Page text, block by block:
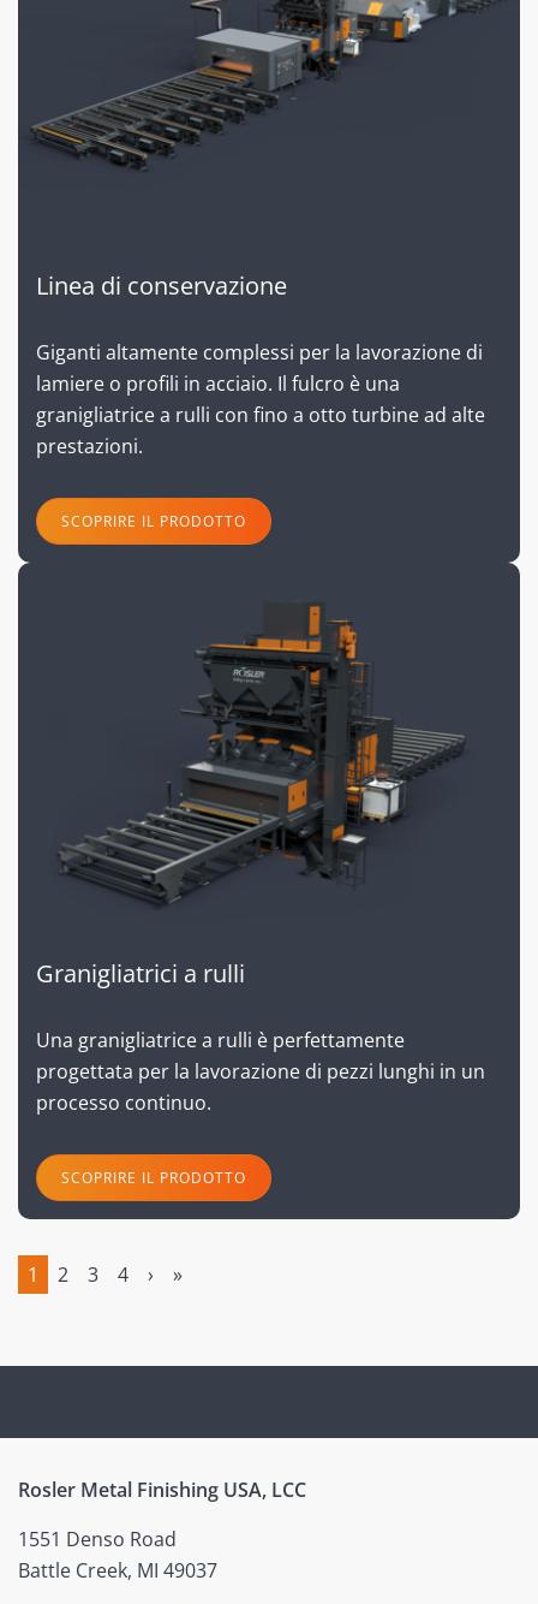
Linea di conservazione
Giganti altamente complessi per la lavorazione di
lamiere o profili in acciaio. Il fulcro è una
granigliatrice a rulli con fino a otto turbine ad alte
prestazioni.
SCOPRIRE IL PRODOTTO
Granigliatrici a rulli
Una granigliatrice a rulli è perfettamente
progettata per la lavorazione di pezzi lunghi in un
processo continuo.
SCOPRIRE IL PRODOTTO
1
2 3 4 › »
Rosler Metal Finishing USA, LCC
1551 Denso Road
Battle Creek, MI 49037